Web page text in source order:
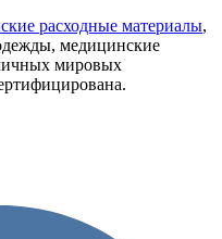
расходные материалы,
медицинские
мировых